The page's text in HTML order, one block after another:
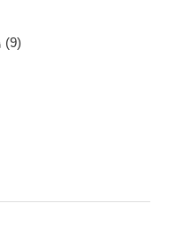
(9)